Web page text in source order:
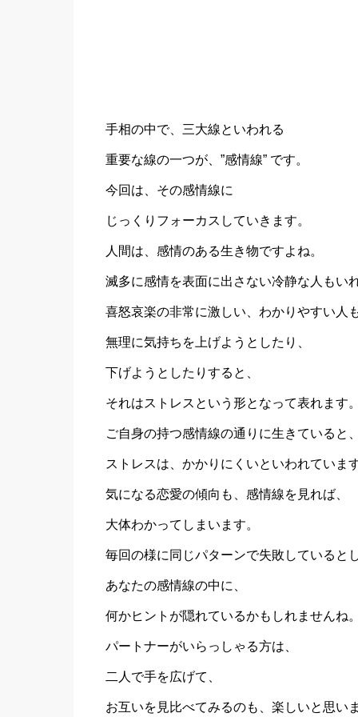
手相の中で、三大線といわれる
重要な線の一つが、”感情線” です。
今回は、その感情線に
じっくりフォーカスしていきます。
人間は、感情のある生き物ですよね。
滅多に感情を表面に出さない冷静な人もいれ
喜怒哀楽の非常に激しい、わかりやすい人
無理に気持ちを上げようとしたり、
下げようとしたりすると、
それはストレスという形となって表れます。
ご自身の持つ感情線の通りに生きていると、
ストレスは、かかりにくいといわれています
気になる恋愛の傾向も、感情線を見れば、
大体わかってしまいます。
毎回の様に同じパターンで失敗していると
あなたの感情線の中に、
何かヒントが隠れているかもしれませんね。
パートナーがいらっしゃる方は、
二人で手を広げて、
お互いを見比べてみるのも、楽しいと思いま